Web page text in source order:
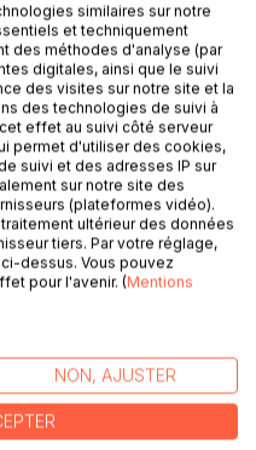
branches d'Esclignac, de
et de La Trau, depuis
des Pressac,
similaires sur notre
et techniquement
des méthodes d'analyse (par
digitales, ainsi que le suivi
des visites sur notre site et la
des technologies de suivi à
effet au suivi côté serveur
permet d'utiliser des cookies,
suivi et des adresses IP sur
sur notre site des
(plateformes vidéo).
ultérieur des données
tiers. Par votre réglage,
dessus. Vous pouvez
pour l'avenir. (Mentions
NON, AJUSTER